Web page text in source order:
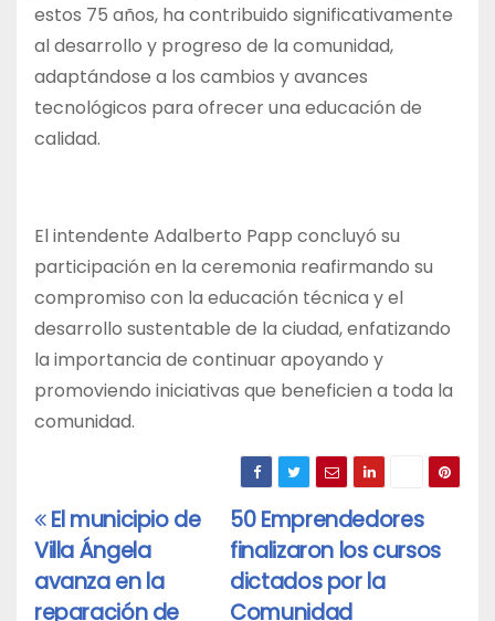
estos 75 años, ha contribuido significativamente
al desarrollo y progreso de la comunidad,
adaptándose a los cambios y avances
tecnológicos para ofrecer una educación de
calidad.
El intendente Adalberto Papp concluyó su
participación en la ceremonia reafirmando su
compromiso con la educación técnica y el
desarrollo sustentable de la ciudad, enfatizando
la importancia de continuar apoyando y
promoviendo iniciativas que beneficien a toda la
comunidad.
Navegación
de
50 Emprendedores
finalizaron los cursos
dictados por la
Comunidad
El municipio de
Villa Ángela
avanza en la
reparación de